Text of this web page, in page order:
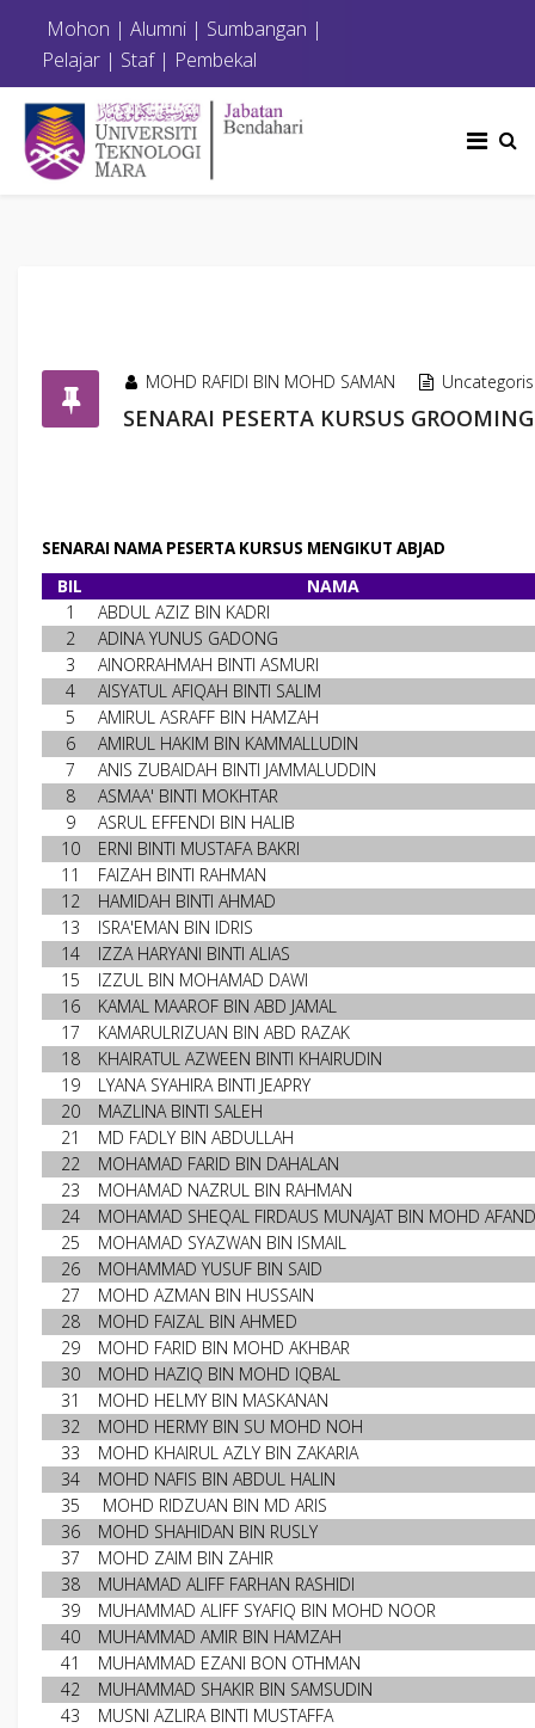
Mohon | Alumni | Sumbangan |
Pelajar | Staf| Pembekal
MOHD RAFIDI BIN MOHD SAMAN
SENARAI PESERTA KURSUS
SENARAI NAMA PESERTA KURSUS MENGIKUT ABJAD
BIL
NAMA
1
ABDUL AZIZ BIN KADRI
2
ADINA YUNUS GADONG
3
AINORRAHMAH BINTI ASMURI
4
AISYATUL AFIQAH BINTI SALIM
5
AMIRUL ASRAFF BIN HAMZAH
6
AMIRUL HAKIM BIN KAMMALLUDIN
7
ANIS ZUBAIDAH BINTI JAMMALUDDIN
8
ASMAA' BINTI MOKHTAR
9
ASRUL EFFENDI BIN HALIB
10
ERNI BINTI MUSTAFA BAKRI
11
FAIZAH BINTI RAHMAN
12
HAMIDAH BINTI AHMAD
13
ISRA'EMAN BIN IDRIS
14
IZZA HARYANI BINTI ALIAS
15
IZZUL BIN MOHAMAD DAWI
16
KAMAL MAAROF BIN ABD JAMAL
17
KAMARULRIZUAN BIN ABD RAZAK
18
KHAIRATUL AZWEEN BINTI KHAIRUDIN
19
LYANA SYAHIRA BINTI JEAPRY
20
MAZLINA BINTI SALEH
21
MD FADLY BIN ABDULLAH
22
MOHAMAD FARID BIN DAHALAN
23
MOHAMAD NAZRUL BIN RAHMAN
24
MOHAMAD SHEQAL FIRDAUS MUNAJAT BIN MOHD
25
MOHAMAD SYAZWAN BIN ISMAIL
26
MOHAMMAD YUSUF BIN SAID
27
MOHD AZMAN BIN HUSSAIN
28
MOHD FAIZAL BIN AHMED
29
MOHD FARID BIN MOHD AKHBAR
30
MOHD HAZIQ BIN MOHD IQBAL
31
MOHD HELMY BIN MASKANAN
32
MOHD HERMY BIN SU MOHD NOH
33
MOHD KHAIRUL AZLY BIN ZAKARIA
34
MOHD NAFIS BIN ABDUL HALIN
35
MOHD RIDZUAN BIN MD ARIS
36
MOHD SHAHIDAN BIN RUSLY
37
MOHD ZAIM BIN ZAHIR
38
MUHAMAD ALIFF FARHAN RASHIDI
39
MUHAMMAD ALIFF SYAFIQ BIN MOHD NOOR
40
MUHAMMAD AMIR BIN HAMZAH
41
MUHAMMAD EZANI BON OTHMAN
42
MUHAMMAD SHAKIR BIN SAMSUDIN
43
MUSNI AZLIRA BINTI MUSTAFFA